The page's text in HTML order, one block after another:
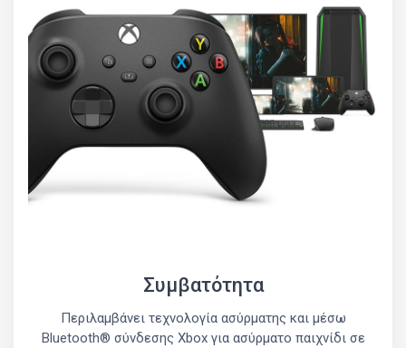
Συμβατότητα
Περιλαμβάνει τεχνολογία ασύρματης και μέσω
Bluetooth® σύνδεσης Xbox για ασύρματο παιχνίδι σε